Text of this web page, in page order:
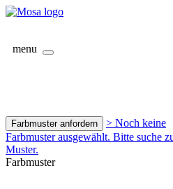
menu
Farbmuster anfordern
> Noch keine
Farbmuster ausgewählt. Bitte suche
Muster.
Farbmuster